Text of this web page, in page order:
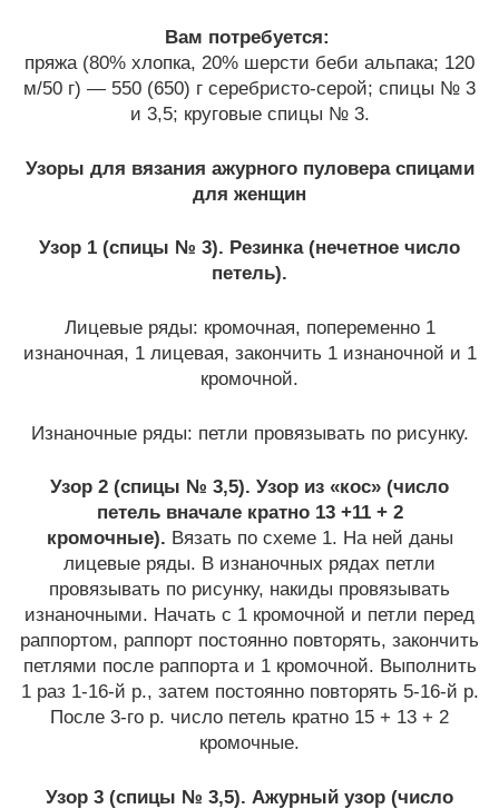
Вам потребуется:
пряжа (80% хлопка, 20% шерсти беби альпака; 120
м/50 г) — 550 (650) г серебристо-серой; спицы № 3
и 3,5; круговые спицы № 3.
Узоры для вязания ажурного пуловера спицами
для женщин
Узор 1 (спицы № 3). Резинка (нечетное число
петель).
Лицевые ряды: кромочная, попеременно 1
изнаночная, 1 лицевая, закончить 1 изнаночной и 1
кромочной.
Изнаночные ряды: петли провязывать по рисунку.
Узор 2 (спицы № 3,5). Узор из «кос» (число
петель вначале кратно 13 +11 + 2
кромочные). Вязать по схеме 1. На ней даны
лицевые ряды. В изнаночных рядах петли
провязывать по рисунку, накиды провязывать
изнаночными. Начать с 1 кромочной и петли перед
раппортом, раппорт постоянно повторять, закончить
петлями после раппорта и 1 кромочной. Выполнить
1 раз 1-16-й р., затем постоянно повторять 5-16-й р.
После 3-го р. число петель кратно 15 + 13 + 2
кромочные.
Узор 3 (спицы № 3,5). Ажурный узор (число